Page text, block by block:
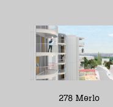
278 Merlo